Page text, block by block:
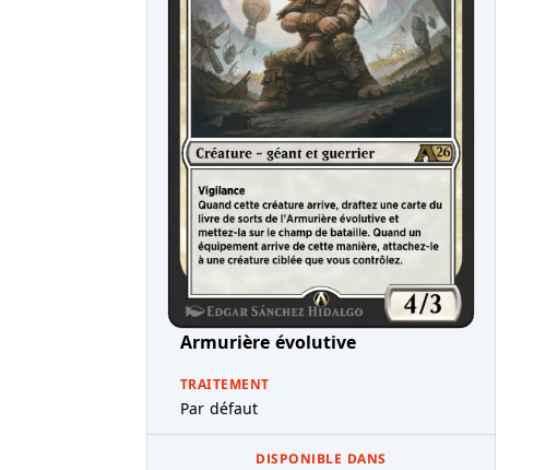
Armurière évolutive
TRAITEMENT
Par défaut
DISPONIBLE DANS